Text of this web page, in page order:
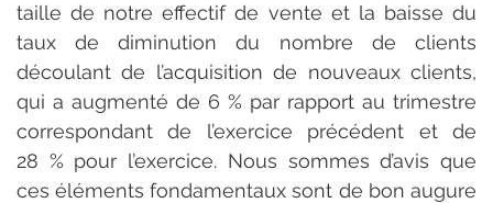
taille de notre effectif de vente et la baisse du
taux de diminution du nombre de clients
découlant de l’acquisition de nouveaux clients,
qui a augmenté de 6 % par rapport au trimestre
correspondant de l’exercice précédent et de
28 % pour l’exercice. Nous sommes d’avis que
ces éléments fondamentaux sont de bon augure